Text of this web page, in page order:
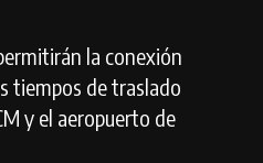
la conexión
tiempos de traslado
y el aeropuerto de